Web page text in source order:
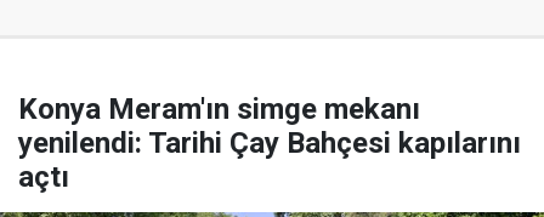
Konya Meram'ın simge mekanı
yenilendi: Tarihi Çay Bahçesi kapılarını
açtı